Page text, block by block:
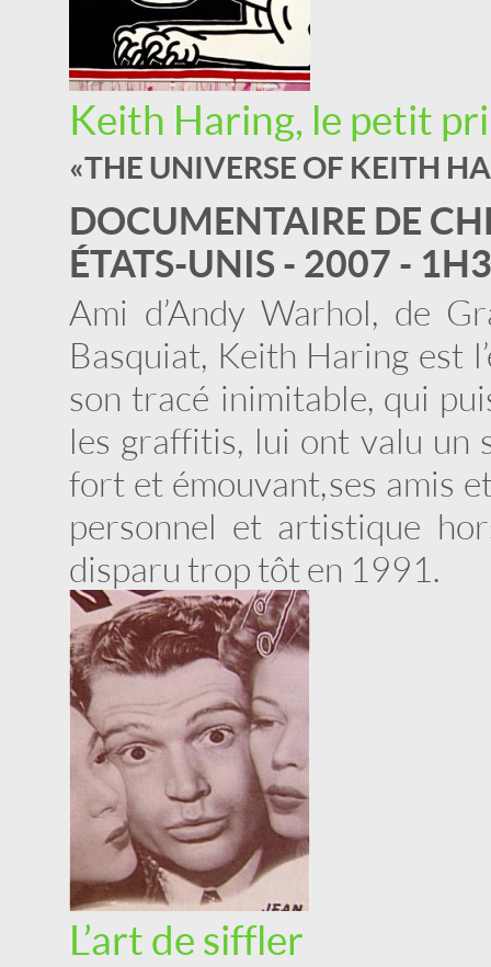
Keith Haring, le petit
« THE UNIVERSE OF KEITH
DOCUMENTAIRE DE
ÉTATS-UNIS - 2007 -
Ami d’Andy Warhol, de
Basquiat, Keith Haring est
son tracé inimitable, qui
les graffitis, lui ont valu un
fort et émouvant, ses amis
personnel et artistique
disparu trop tôt en 1991.
L’art de siffler